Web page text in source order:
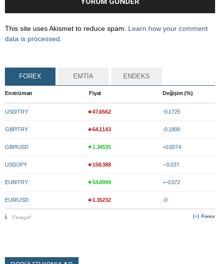
This site uses Akismet to reduce spam. Learn how your comment
data is processed
FOREX EMTİA ENDEKS
Enstrüman Fiyat Değişim (%)
USD/TRY 47.6562 -0.1725
GBP/TRY 64.1143 -0.1800
GBP/USD 1.34535 +0.0074
USD/JPY 158.388 --0.037
EUR/TRY 54.8999 +-0.072
EUR/USD 1.15232 -0
Forex
"Feragat"